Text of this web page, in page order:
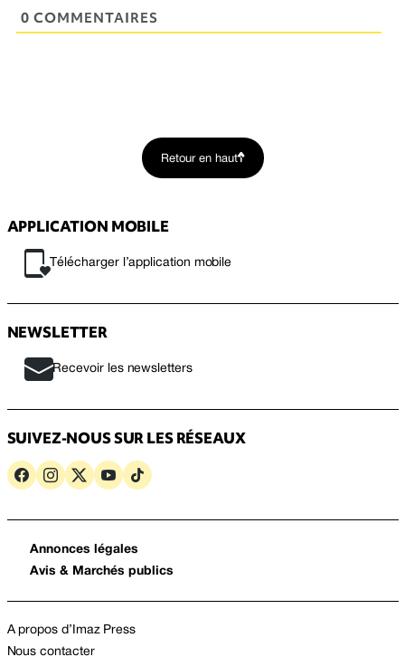
0 COMMENTAIRES
Retour en haut
APPLICATION MOBILE
Télécharger l’application mobile
NEWSLETTER
Recevoir les newsletters
SUIVEZ-NOUS SUR LES RÉSEAUX
Annonces légales
Avis & Marchés publics
A propos d’Imaz Press
Nous contacter